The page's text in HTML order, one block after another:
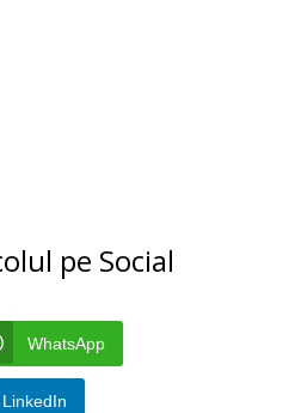
pe Social
WhatsApp
LinkedIn